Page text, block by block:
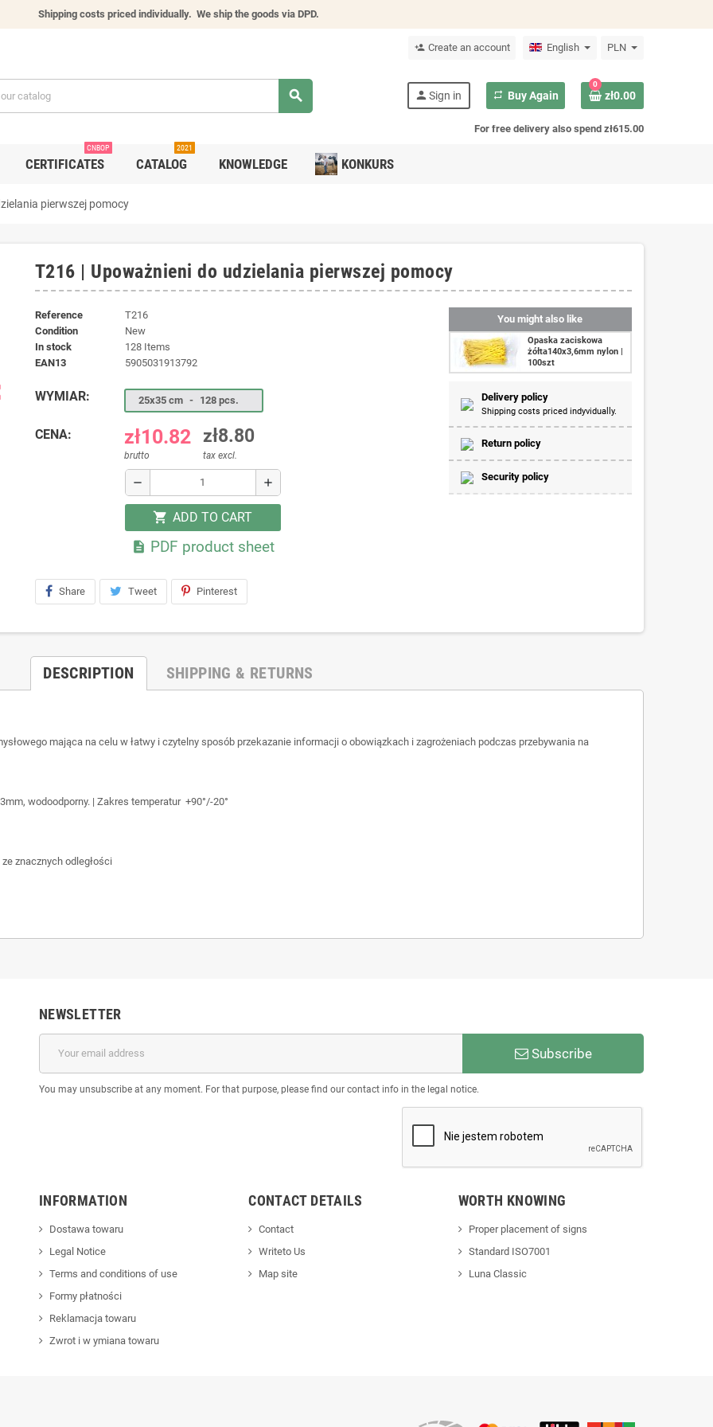
Shipping costs priced individually. We ship the goods via DPD.
person_add Create an account English PLN
search person Sign in repeat Buy Again
0
zł0.00
For free delivery also spend zł615.00
CERTIFICATES
CNBOP
CATALOG
2021
KNOWLEDGE KONKURS
pierwszej pomocy
T216 | Upoważnieni do udzielania pierwszej pomocy
Reference
T216
Condition
New
In stock
128 Items
EAN13
5905031913792
WYMIAR: 25x35 cm - 128 pcs.
CENA: zł10.82
brutto
zł8.80
tax excl.
remove add
shopping_cart ADD TO CART
 PDF product sheet
Share Tweet Pinterest
You might also like
Opaska zaciskowa
żółta140x3,6mm nylon |
100szt
Delivery policy
Shipping costs priced indyvidually.
Return policy
Security policy
DESCRIPTION SHIPPING & RETURNS
mająca na celu w łatwy i czytelny sposób przekazanie informacji o obowiązkach i zagrożeniach podczas przebywania na
wodoodporny. | Zakres temperatur +90°/-20°
znacznych odległości
NEWSLETTER
Subscribe
You may unsubscribe at any moment. For that purpose, please find our contact info in the legal notice.
INFORMATION
Dostawa towaru
Legal Notice
Terms and conditions of use
Formy płatności
Reklamacja towaru
Zwrot i w ymiana towaru
CONTACT DETAILS
Contact
Writeto Us
Map site
WORTH KNOWING
Proper placement of signs
Standard ISO7001
Luna Classic